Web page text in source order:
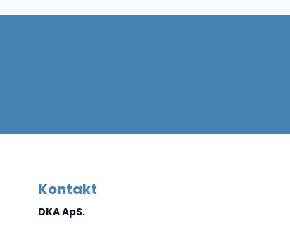
Kontakt
DKA ApS.